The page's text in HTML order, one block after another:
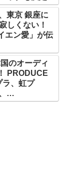
東京 銀座に
しくない！
エン愛」が伝
のオーディ
PRODUCE
ラ、虹プ
グループが